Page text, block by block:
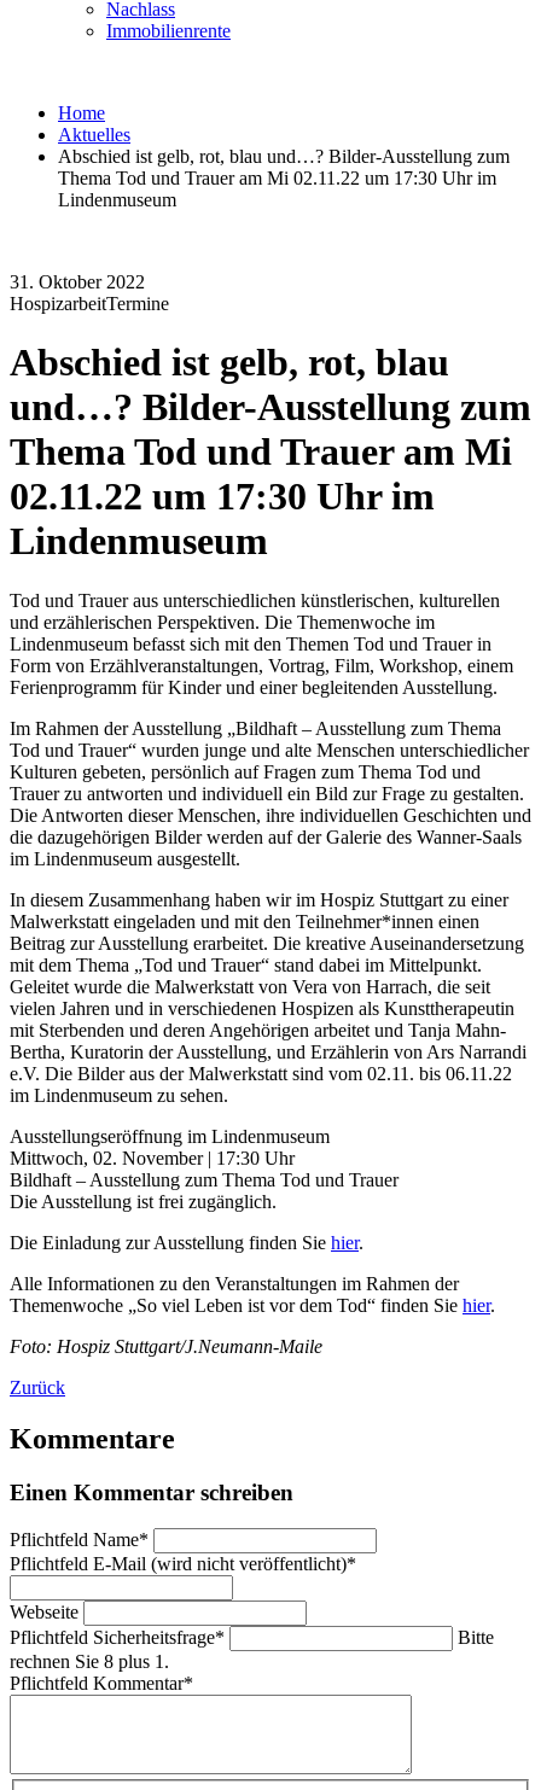
Nachlass
Immobilienrente
Home
Aktuelles
Abschied ist gelb, rot, blau und…? Bilder-Ausstellung zum
Thema Tod und Trauer am Mi 02.11.22 um 17:30 Uhr im
Lindenmuseum
31. Oktober 2022
HospizarbeitTermine
Abschied ist gelb, rot, blau
und…? Bilder-Ausstellung zum
Thema Tod und Trauer am Mi
02.11.22 um 17:30 Uhr im
Lindenmuseum
Tod und Trauer aus unterschiedlichen künstlerischen, kulturellen
und erzählerischen Perspektiven. Die Themenwoche im
Lindenmuseum befasst sich mit den Themen Tod und Trauer in
Form von Erzählveranstaltungen, Vortrag, Film, Workshop, einem
Ferienprogramm für Kinder und einer begleitenden Ausstellung.
Im Rahmen der Ausstellung „Bildhaft – Ausstellung zum Thema
Tod und Trauer“ wurden junge und alte Menschen unterschiedlicher
Kulturen gebeten, persönlich auf Fragen zum Thema Tod und
Trauer zu antworten und individuell ein Bild zur Frage zu gestalten.
Die Antworten dieser Menschen, ihre individuellen Geschichten und
die dazugehörigen Bilder werden auf der Galerie des Wanner-Saals
im Lindenmuseum ausgestellt.
In diesem Zusammenhang haben wir im Hospiz Stuttgart zu einer
Malwerkstatt eingeladen und mit den Teilnehmer*innen einen
Beitrag zur Ausstellung erarbeitet. Die kreative Auseinandersetzung
mit dem Thema „Tod und Trauer“ stand dabei im Mittelpunkt.
Geleitet wurde die Malwerkstatt von Vera von Harrach, die seit
vielen Jahren und in verschiedenen Hospizen als Kunsttherapeutin
mit Sterbenden und deren Angehörigen arbeitet und Tanja Mahn-
Bertha, Kuratorin der Ausstellung, und Erzählerin von Ars Narrandi
e.V. Die Bilder aus der Malwerkstatt sind vom 02.11. bis 06.11.22
im Lindenmuseum zu sehen.
Ausstellungseröffnung im Lindenmuseum
Mittwoch, 02. November | 17:30 Uhr
Bildhaft – Ausstellung zum Thema Tod und Trauer
Die Ausstellung ist frei zugänglich.
Die Einladung zur Ausstellung finden Sie hier.
Alle Informationen zu den Veranstaltungen im Rahmen der
Themenwoche „So viel Leben ist vor dem Tod“ finden Sie hier.
Foto: Hospiz Stuttgart/J.Neumann-Maile
Zurück
Kommentare
Einen Kommentar schreiben
Pflichtfeld Name*
Pflichtfeld E-Mail (wird nicht veröffentlicht)*
Webseite
Pflichtfeld Sicherheitsfrage*
Bitte
rechnen Sie 8 plus 1.
Pflichtfeld Kommentar*